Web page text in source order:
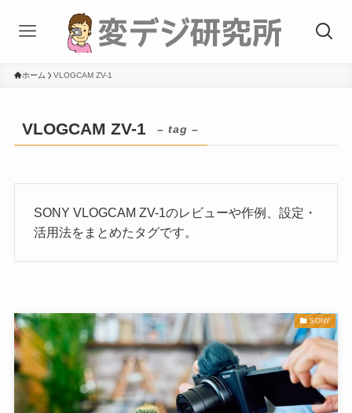
ホーム VLOGCAM ZV-1
VLOGCAM ZV-1 – tag –
SONY VLOGCAM ZV-1のレビューや作例、設定・
活用法をまとめたタグです。
SONY